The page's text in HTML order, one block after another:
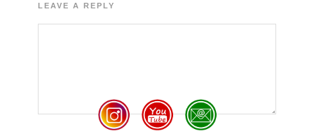
LEAVE A REPLY